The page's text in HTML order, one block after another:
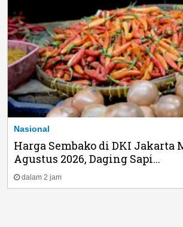
Nasional
Harga Sembako di DKI Jakarta
Agustus 2026, Daging Sapi...
dalam 2 jam